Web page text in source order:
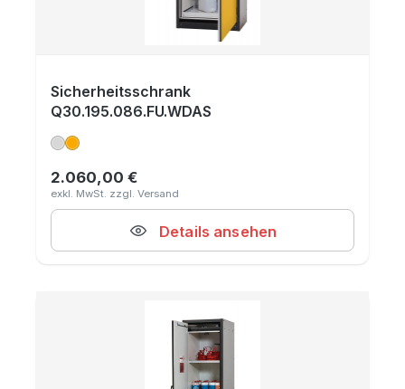
Sicherheitsschrank
Q30.195.086.FU.WDAS
Regulärer Preis:
2.060,00 €
Details ansehen